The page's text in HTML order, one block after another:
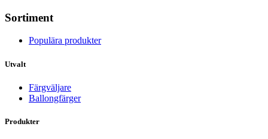
Sortiment
Populära produkter
Utvalt
Färgväljare
Ballongfärger
Produkter